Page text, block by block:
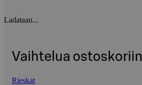
Ladataan...
Vaihtelua ostoskoriin
Rieskat